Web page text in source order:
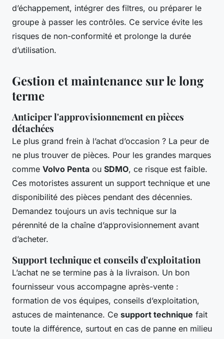
d’échappement, intégrer des filtres, ou préparer le
groupe à passer les contrôles. Ce service évite les
risques de non-conformité et prolonge la durée
d’utilisation.
Gestion et maintenance sur le long
terme
Anticiper l'approvisionnement en pièces
détachées
Le plus grand frein à l’achat d’occasion ? La peur de
ne plus trouver de pièces. Pour les grandes marques
comme Volvo Penta ou SDMO, ce risque est faible.
Ces motoristes assurent un support technique et une
disponibilité des pièces pendant des décennies.
Demandez toujours un avis technique sur la
pérennité de la chaîne d’approvisionnement avant
d’acheter.
Support technique et conseils d'exploitation
L’achat ne se termine pas à la livraison. Un bon
fournisseur vous accompagne après-vente :
formation de vos équipes, conseils d’exploitation,
astuces de maintenance. Ce support technique fait
toute la différence, surtout en cas de panne en milieu